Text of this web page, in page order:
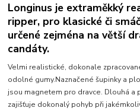
Longinus je extraměkký
ripper, pro klasické či
určené zejména na větší
candáty.
Velmi realistické, dokonale
odolné gumy.Naznačené šupinky a
jsou magnetem pro dravce. Dlouhá a
zajišťuje dokonalý pohyb při